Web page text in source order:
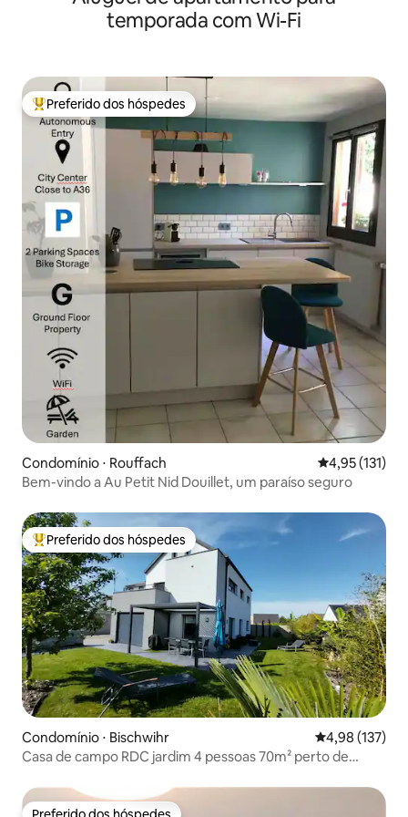
temporada com Wi-Fi
Entre os melhores preferidos dos hóspedes
Preferido dos hóspedes
Condomínio ⋅ Rouffach 4,95 de uma
4,95 (131)
Bem-vindo a Au Petit Nid Douillet, um paraíso seguro
Entre os melhores preferidos dos hóspedes
Preferido dos hóspedes
Condomínio ⋅ Bischwihr 4,98 de uma
4,98 (137)
Casa de campo RDC jardim 4 pessoas 70m² perto de